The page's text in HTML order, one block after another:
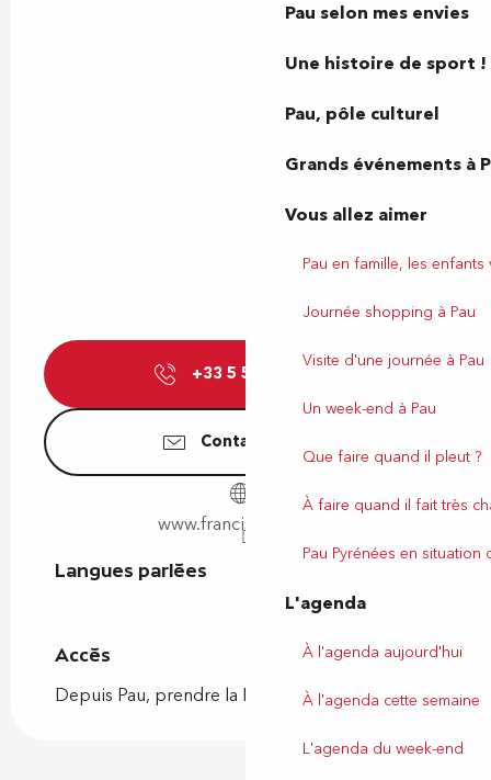
Pau selon mes envies
Une histoire de sport !
Pau, pôle culturel
Grands événements à
Vous allez aimer
Pau en famille, les
Journée shopping à Pau
Visite d'une journée à Pau
Un week-end à Pau
Que faire quand il pleut ?
À faire quand il fait très
Pau Pyrénées en situation
L'agenda
À l'agenda aujourd'hui
À l'agenda cette semaine
L'agenda du week-end
+33 5 59 35 05
Contactez-nous
www.francis-miot.com
Langues parlées
Langues parlées
Accès
Accès
Depuis Pau, prendre la D37 (direction Nay)